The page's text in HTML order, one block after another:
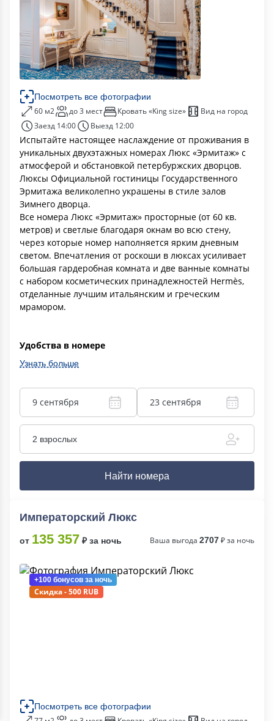
Посмотреть все фотографии
60 м2 до 3 мест Кровать «King size»
Вид на город
Заезд 14:00
Выезд 12:00
Испытайте настоящее наслаждение от проживания в
уникальных двухэтажных номерах Люкс «Эрмитаж» с
атмосферой и обстановкой петербуржских дворцов.
Люксы Официальной гостиницы Государственного
Эрмитажа великолепно украшены в стиле залов
Зимнего дворца.
Все номера Люкс «Эрмитаж» просторные (от 60 кв.
метров) и светлые благодаря окнам во всю стену,
через которые номер наполняется ярким дневным
светом. Впечатления от роскоши в люксах усиливает
большая гардеробная комната и две ванные комнаты
с набором косметических принадлежностей Hermès,
отделанные лучшим итальянским и греческим
мрамором.
Удобства в номере
Узнать больше
9 сентября 23 сентября
2 взрослых
Найти номера
Императорский Люкс
от 135 357 ₽ за ночь Ваша выгода 2707₽ за ночь
+100 бонусов за ночь
Скидка - 500 RUB
Посмотреть все фотографии